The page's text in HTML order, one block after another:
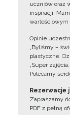
uczniów oraz
inspiracji.
Opinie
„Byliśmy –
plastyczne.
„Super
Polecamy
Rezerwacje
Zapraszamy
PDF z pełną